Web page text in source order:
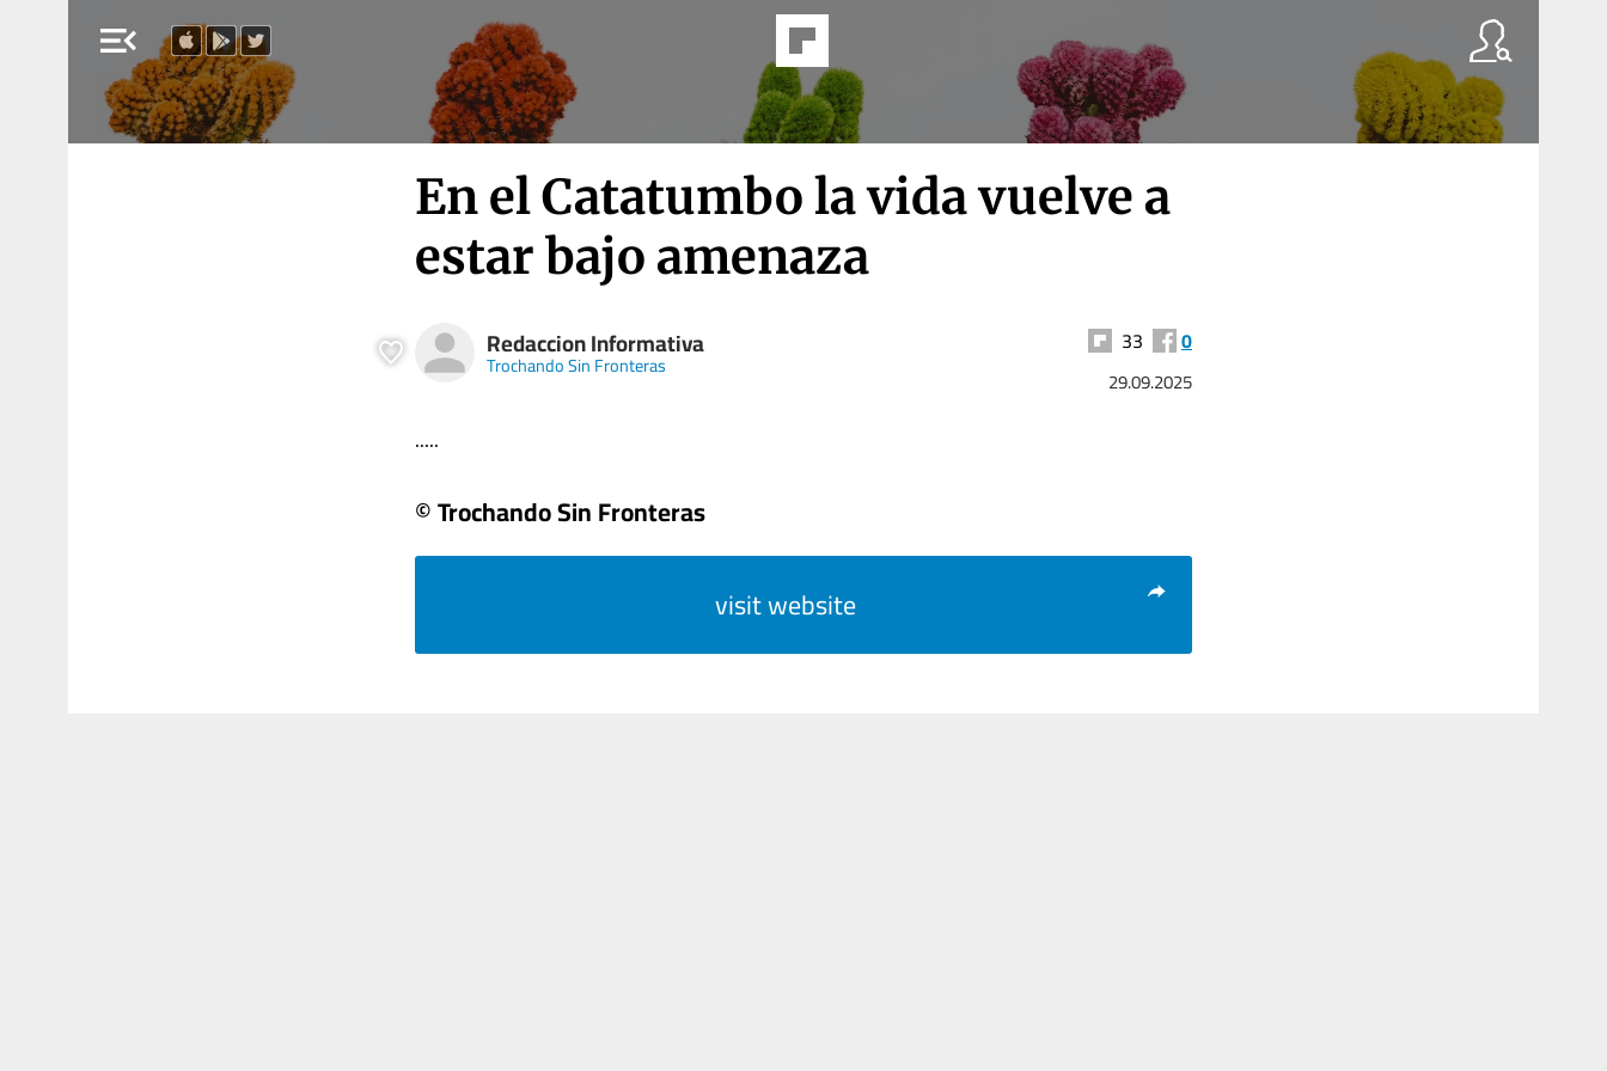
menu_open
En el Catatumbo la vida vuelve a
estar bajo amenaza
Redaccion Informativa
Trochando Sin Fronteras
33 0
29.09.2025
.....
© Trochando Sin Fronteras
visit website